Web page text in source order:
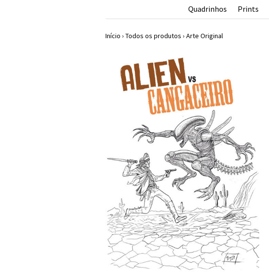
Quadrinhos Prints
Início › Todos os produtos › Arte Original